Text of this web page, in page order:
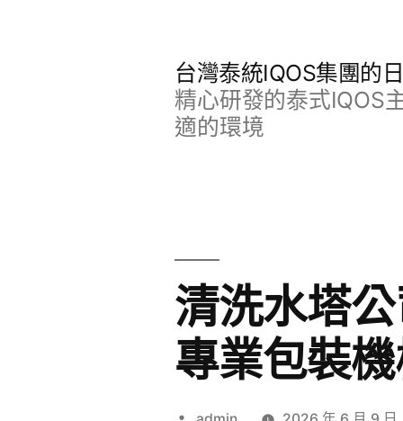
台灣泰統IQOS集團的
精心研發的泰式IQOS
適的環境
清洗水塔
專業包裝